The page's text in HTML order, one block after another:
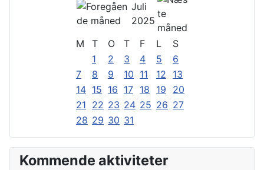
Juli
2025
M
T O T F L
S
1
2 3 4 5
6
7
8 9 10 11 12
13
14 15 16 17 18 19
20
21 22 23 24 25 26 27
28 29 30 31
Kommende aktiviteter